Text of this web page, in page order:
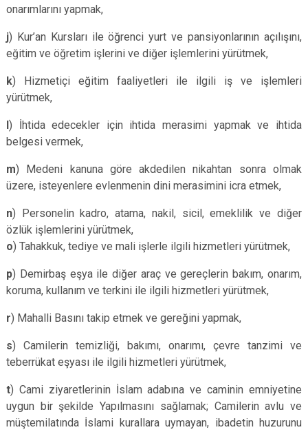
onarımlarını yapmak,
j) Kur’an Kursları ile öğrenci yurt ve pansiyonlarının açılışını,
eğitim ve öğretim işlerini ve diğer işlemlerini yürütmek,
k) Hizmetiçi eğitim faaliyetleri ile ilgili iş ve işlemleri
yürütmek,
l) İhtida edecekler için ihtida merasimi yapmak ve ihtida
belgesi vermek,
m) Medeni kanuna göre akdedilen nikahtan sonra olmak
üzere, isteyenlere evlenmenin dini merasimini icra etmek,
n) Personelin kadro, atama, nakil, sicil, emeklilik ve diğer
özlük işlemlerini yürütmek,
o) Tahakkuk, tediye ve mali işlerle ilgili hizmetleri yürütmek,
p) Demirbaş eşya ile diğer araç ve gereçlerin bakım, onarım,
koruma, kullanım ve terkini ile ilgili hizmetleri yürütmek,
r) Mahalli Basını takip etmek ve gereğini yapmak,
s) Camilerin temizliği, bakımı, onarımı, çevre tanzimi ve
teberrükat eşyası ile ilgili hizmetleri yürütmek,
t) Cami ziyaretlerinin İslam adabına ve caminin emniyetine
uygun bir şekilde Yapılmasını sağlamak; Camilerin avlu ve
müştemilatında İslami kurallara uymayan, ibadetin huzurunu